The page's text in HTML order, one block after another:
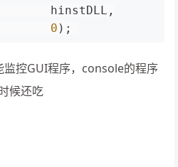
hinstDLL,
0 );
监控GUI程序，console的程序
候还吃